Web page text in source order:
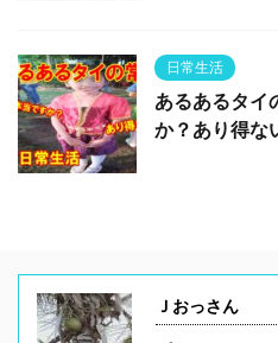
日常生活
あるあるタ
か？あり得な
Ｊおっさん